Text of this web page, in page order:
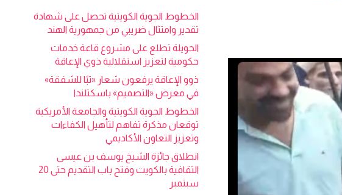
الخطوط الجوية الكويتية تحصل على شهادة
تقدير وامتثال ضريبي من جمهورية الهند
الحويلة تطلع على مشروع قاعة خدمات
حكومية لتعزيز استقلالية ذوي الإعاقة
ذوو الإعاقة يرفعون شعار «تبًا للشفقة»
في معرض «التصميم» باسكتلندا
الخطوط الجوية الكويتية والجامعة الأمريكية
توقعان مذكرة تفاهم لتأهيل الكفاءات
وتعزيز التعاون الأكاديمي
انطلاق جائزة الشيخ يوسف بن عيسى
الثقافية بالكويت وفتح باب التقديم حتى 20
سبتمبر